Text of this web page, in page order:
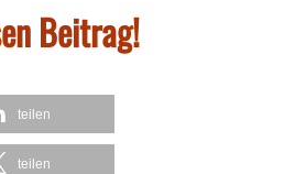
Beitrag!
teilen
teilen